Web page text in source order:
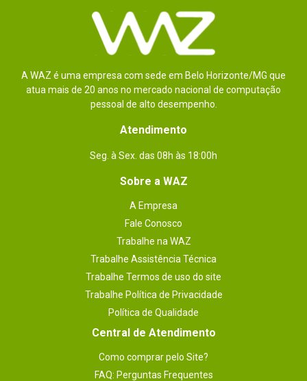
A WAZ é uma empresa com sede em Belo Horizonte/MG que
atua mais de 20 anos no mercado nacional de computação
pessoal de alto desempenho.
Atendimento
Seg. à Sex. das 08h às 18:00h
Sobre a WAZ
A Empresa
Fale Conosco
Trabalhe na WAZ
Trabalhe Assistência Técnica
Trabalhe Termos de uso do site
Trabalhe Política de Privacidade
Política de Qualidade
Central de Atendimento
Como comprar pelo Site?
FAQ: Perguntas Frequentes